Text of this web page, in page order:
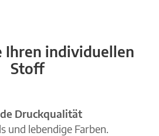
Ihren individuellen
Stoff
Druckqualität
und lebendige Farben.